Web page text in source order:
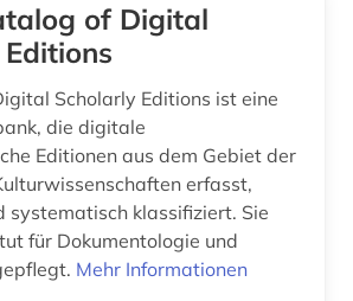
of Digital
Scholarly Editions ist eine
die digitale
Editionen aus dem Gebiet der
erfasst,
klassifiziert. Sie
für Dokumentologie und
Mehr Informationen